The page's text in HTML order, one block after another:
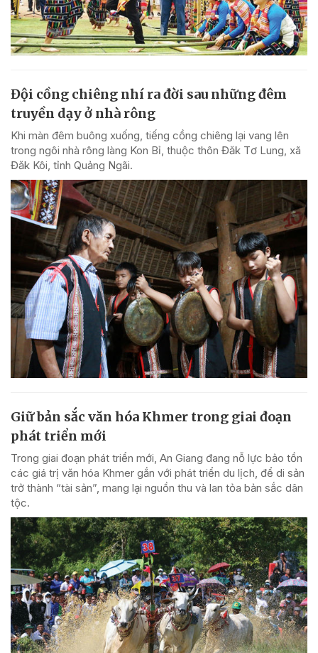
Đội cồng chiêng nhí ra đời sau những đêm
truyền dạy ở nhà rông
Khi màn đêm buông xuống, tiếng cồng chiêng lại vang lên
trong ngôi nhà rông làng Kon Bỉ, thuộc thôn Đăk Tơ Lung, xã
Đăk Kôi, tỉnh Quảng Ngãi.
Giữ bản sắc văn hóa Khmer trong giai đoạn
phát triển mới
Trong giai đoạn phát triển mới, An Giang đang nỗ lực bảo tồn
các giá trị văn hóa Khmer gắn với phát triển du lịch, để di sản
trở thành “tài sản”, mang lại nguồn thu và lan tỏa bản sắc dân
tộc.